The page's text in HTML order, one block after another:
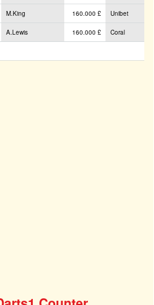
M.King 160.000 £ Unibet
A.Lewis 160.000 £ Coral